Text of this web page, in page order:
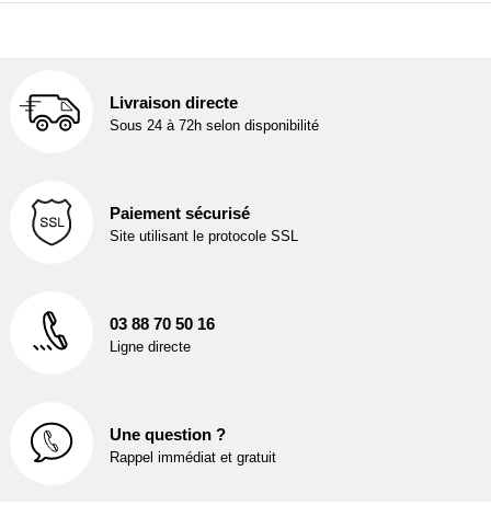
Livraison directe
Sous 24 à 72h selon disponibilité
Paiement sécurisé
Site utilisant le protocole SSL
03 88 70 50 16
Ligne directe
Une question ?
Rappel immédiat et gratuit